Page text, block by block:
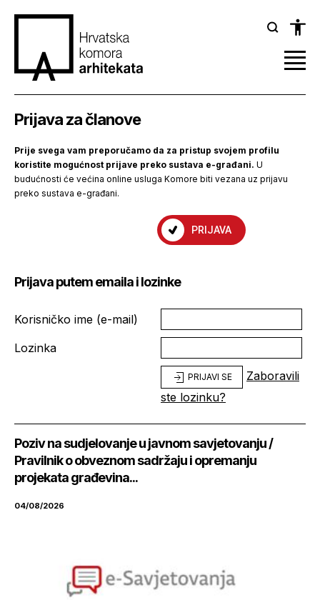
Prijava za članove
Prije svega vam preporučamo da za pristup svojem profilu
koristite mogućnost prijave preko sustava e-građani. U
budućnosti će većina online usluga Komore biti vezana uz prijavu
preko sustava e-građani.
PRIJAVA
Prijava putem emaila i lozinke
Korisničko ime (e-mail)
Lozinka
PRIJAVI SE
Zaboravili
ste lozinku?
Poziv na sudjelovanje u javnom savjetovanju /
Pravilnik o obveznom sadržaju i opremanju
projekata građevina...
04/08/2026